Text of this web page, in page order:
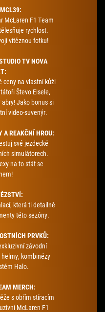
McLaren F1 Team
rychlost.
vítěznou fotku!
TV NOVA
ceny na vlastní kůži
Števo Eisele,
Jako bonus si
video-suvenýr.
A REAKČNÍ HROU:
své jezdecké
simulátorech.
na to stát se
která ti detailně
této sezóny.
PRVKŮ:
závodní
kombinézy
Halo.
MERCH:
s obřím stíracím
McLaren F1